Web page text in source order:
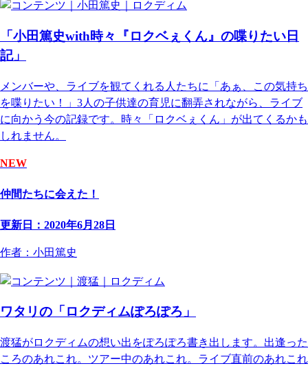
「小田篤史with時々『ロクベぇくん』の喋りたい日
記」
メンバーや、ライブを観てくれる人たちに「あぁ、この気持ち
を喋りたい！」3人の子供達の育児に翻弄されながら、ライブ
に向かう今の記録です。時々「ロクベぇくん」が出てくるかも
しれません。
NEW
仲間たちに会えた！
更新日：2020年6月28日
作者：小田篤史
ワタリの「ロクディムぽろぽろ」
渡猛がロクディムの想い出をぽろぽろ書き出します。出逢った
ころのあれこれ。ツアー中のあれこれ。ライブ直前のあれこれ